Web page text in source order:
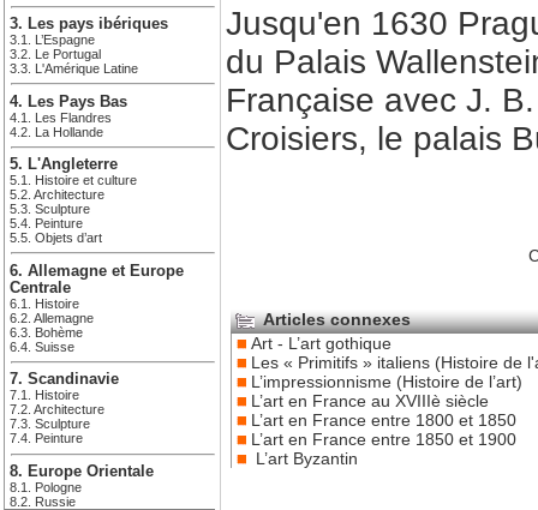
3. Les pays ibériques
3.1. L’Espagne
3.2. Le Portugal
3.3. L'Amérique Latine
4. Les Pays Bas
4.1. Les Flandres
4.2. La Hollande
5. L'Angleterre
5.1. Histoire et culture
5.2. Architecture
5.3. Sculpture
5.4. Peinture
5.5. Objets d’art
6. Allemagne et Europe
Centrale
6.1. Histoire
6.2. Allemagne
6.3. Bohème
6.4. Suisse
7. Scandinavie
7.1. Histoire
7.2. Architecture
7.3. Sculpture
7.4. Peinture
8. Europe Orientale
8.1. Pologne
8.2. Russie
Jusqu'en 1630
du Palais
Française avec J.
Croisiers, le palais
Articles connexes
Art - L’art gothique
Les « Primitifs » italiens (Histoire de
L’impressionnisme (Histoire de l’art)
L’art en France au XVIIIè siècle
L’art en France entre 1800 et 1850
L’art en France entre 1850 et 1900
L’art Byzantin